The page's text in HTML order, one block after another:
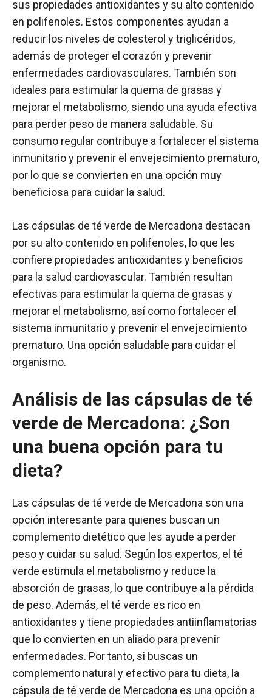
sus propiedades antioxidantes y su alto contenido
en polifenoles. Estos componentes ayudan a
reducir los niveles de colesterol y triglicéridos,
además de proteger el corazón y prevenir
enfermedades cardiovasculares. También son
ideales para estimular la quema de grasas y
mejorar el metabolismo, siendo una ayuda efectiva
para perder peso de manera saludable. Su
consumo regular contribuye a fortalecer el sistema
inmunitario y prevenir el envejecimiento prematuro,
por lo que se convierten en una opción muy
beneficiosa para cuidar la salud.
Las cápsulas de té verde de Mercadona destacan
por su alto contenido en polifenoles, lo que les
confiere propiedades antioxidantes y beneficios
para la salud cardiovascular. También resultan
efectivas para estimular la quema de grasas y
mejorar el metabolismo, así como fortalecer el
sistema inmunitario y prevenir el envejecimiento
prematuro. Una opción saludable para cuidar el
organismo.
Análisis de las cápsulas de té
verde de Mercadona: ¿Son
una buena opción para tu
dieta?
Las cápsulas de té verde de Mercadona son una
opción interesante para quienes buscan un
complemento dietético que les ayude a perder
peso y cuidar su salud. Según los expertos, el té
verde estimula el metabolismo y reduce la
absorción de grasas, lo que contribuye a la pérdida
de peso. Además, el té verde es rico en
antioxidantes y tiene propiedades antiinflamatorias
que lo convierten en un aliado para prevenir
enfermedades. Por tanto, si buscas un
complemento natural y efectivo para tu dieta, la
cápsula de té verde de Mercadona es una opción a